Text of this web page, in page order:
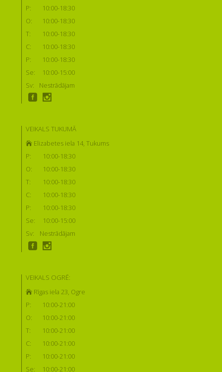
P:
10:00-18:30
O:
10:00-18:30
T:
10:00-18:30
C:
10:00-18:30
P:
10:00-18:30
Se:
10:00-15:00
Sv:
Nestrādājam
VEIKALS TUKUMĀ
Elizabetes iela 14, Tukums
P:
10:00-18:30
O:
10:00-18:30
T:
10:00-18:30
C:
10:00-18:30
P:
10:00-18:30
Se:
10:00-15:00
Sv:
Nestrādājam
VEIKALS OGRĒ:
Rīgas iela 23, Ogre
P:
10:00-21:00
O:
10:00-21:00
T:
10:00-21:00
C:
10:00-21:00
P:
10:00-21:00
Se:
10:00-21:00